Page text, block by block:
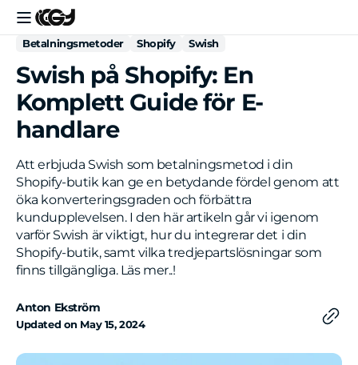
Skip to
content
Betalningsmetoder Shopify Swish
Swish på Shopify: En
Komplett Guide för E-
handlare
Att erbjuda Swish som betalningsmetod i din
Shopify-butik kan ge en betydande fördel genom att
öka konverteringsgraden och förbättra
kundupplevelsen. I den här artikeln går vi igenom
varför Swish är viktigt, hur du integrerar det i din
Shopify-butik, samt vilka tredjepartslösningar som
finns tillgängliga. Läs mer..!
Anton Ekström
Updated on May 15, 2024